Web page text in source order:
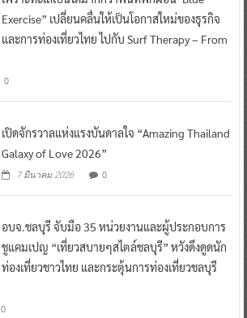
Exercise” เปลี่ยนคลื่นให้เป็นโอกาสใหม่ของธุรกิจ
และการท่องเที่ยวไทย ไปกับ Surf Therapy – From
0
เปิดจักรวาลแห่งแรงบันดาลใจ “Amazing Thailand
Galaxy of Love 2026”
7 มีนาคม 2026 0
อบจ.ชลบุรี จับมือ 35 หน่วยงานและผู้ประกอบการ
ชูแคมเปญ “เที่ยวสบายๆสไตล์ชลบุรี” หวังดึงดูดนัก
ท่องเที่ยวชาวไทย และกระตุ้นการท่องเที่ยวชลบุรี
0